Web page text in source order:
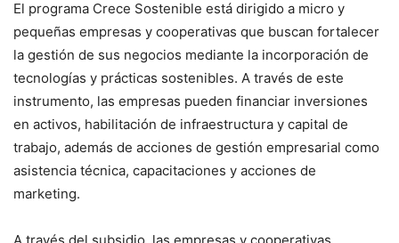
El programa Crece Sostenible está dirigido a micro y
pequeñas empresas y cooperativas que buscan fortalecer
la gestión de sus negocios mediante la incorporación de
tecnologías y prácticas sostenibles. A través de este
instrumento, las empresas pueden financiar inversiones
en activos, habilitación de infraestructura y capital de
trabajo, además de acciones de gestión empresarial como
asistencia técnica, capacitaciones y acciones de
marketing.